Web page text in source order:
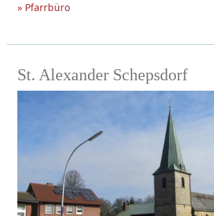
» Pfarrbüro
St. Alexander Schepsdorf